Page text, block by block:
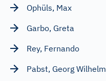
Ophüls, Max
Garbo, Greta
Rey, Fernando
Pabst, Georg Wilhelm